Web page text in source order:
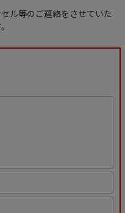
ル等のご連絡をさせていた